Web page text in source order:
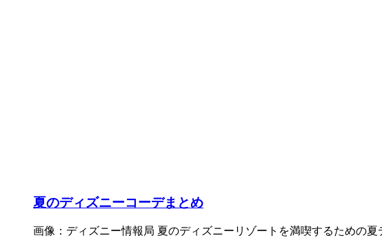
夏のディズニーコーデまとめ
画像：ディズニー情報局 夏のディズニーリゾートを満喫するための